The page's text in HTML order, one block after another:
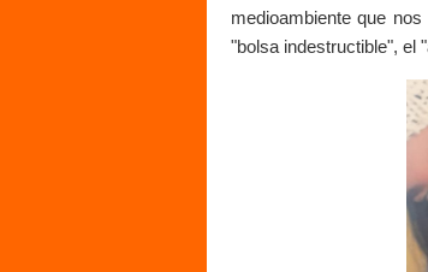
medioambiente que
"bolsa indestructible", el